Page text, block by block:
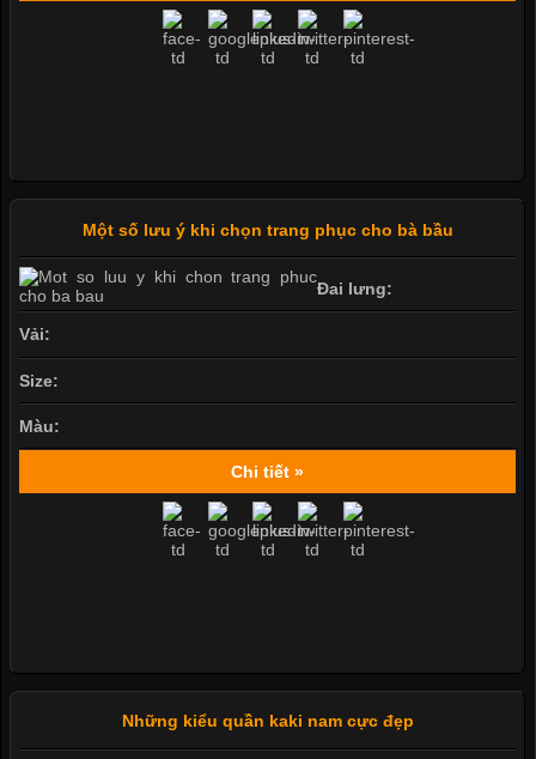
Một số lưu ý khi chọn trang phục cho bà bầu
Đai lưng:
Vải:
Size:
Màu:
Chi tiết »
Những kiểu quần kaki nam cực đẹp